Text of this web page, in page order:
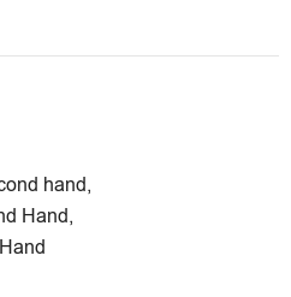
egale fără dobândă cu
,Banca Transilvania
.
Bank și Banca
hand,
Hand,